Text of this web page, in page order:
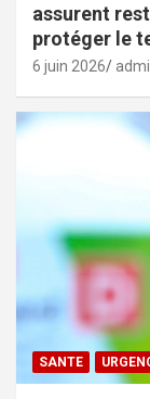
assurent
protéger le
6 juin 2026
SANTE